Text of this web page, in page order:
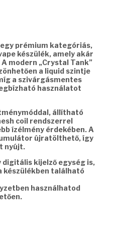
prémium kategóriás,
készülék, amely akár
modern „Crystal Tank”
a liquid szintje
a szivárgásmentes
használatot
állítható
coil rendszerrel
ízélmény érdekében. A
újratölthető, így
nyújt.
kijelző egység is,
készülékben található
használhatod